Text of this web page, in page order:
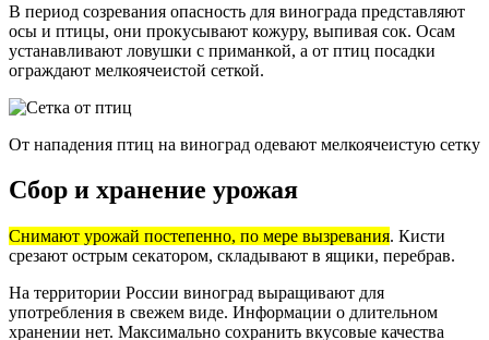
В период созревания опасность для винограда представляют
осы и птицы, они прокусывают кожуру, выпивая сок. Осам
устанавливают ловушки с приманкой, а от птиц посадки
ограждают мелкоячеистой сеткой.
От нападения птиц на виноград одевают мелкоячеистую сетку
Сбор и хранение урожая
Снимают урожай постепенно, по мере вызревания. Кисти
срезают острым секатором, складывают в ящики, перебрав.
На территории России виноград выращивают для
употребления в свежем виде. Информации о длительном
хранении нет. Максимально сохранить вкусовые качества